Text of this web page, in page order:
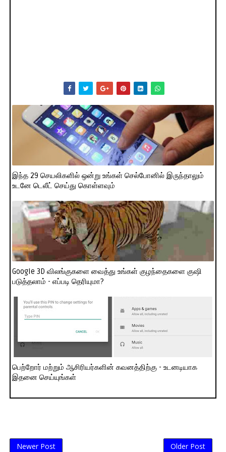
இந்த 29 செயலிகளில் ஒன்று உங்கள் செல்போனில் இருந்தாலும்
உடனே டெலீட் செய்து கொள்ளவும்
Google 3D விலங்குகளை வைத்து உங்கள் குழந்தைகளை குஷி
படுத்தலாம் - எப்படி தெரியுமா?
பெற்றோர் மற்றும் ஆசிரியர்களின் கவனத்திற்கு - உடனடியாக
இதனை செய்யுங்கள்
Newer Post Older Post